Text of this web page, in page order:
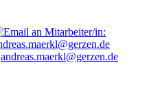
andreas.maerkl@gerzen.de